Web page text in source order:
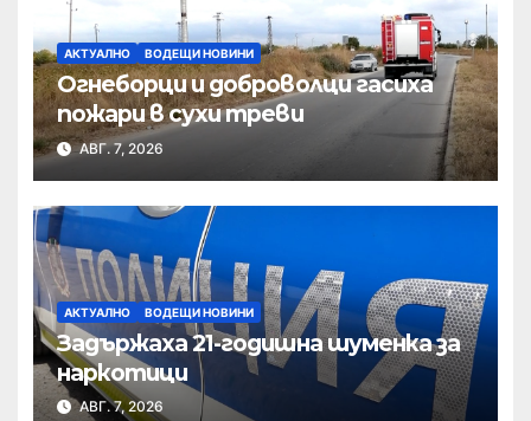
АКТУАЛНО ВОДЕЩИ НОВИНИ
Огнеборци и доброволци гасиха
пожари в сухи треви
АВГ. 7, 2026
АКТУАЛНО ВОДЕЩИ НОВИНИ
Задържаха 21-годишна шуменка за
наркотици
АВГ. 7, 2026